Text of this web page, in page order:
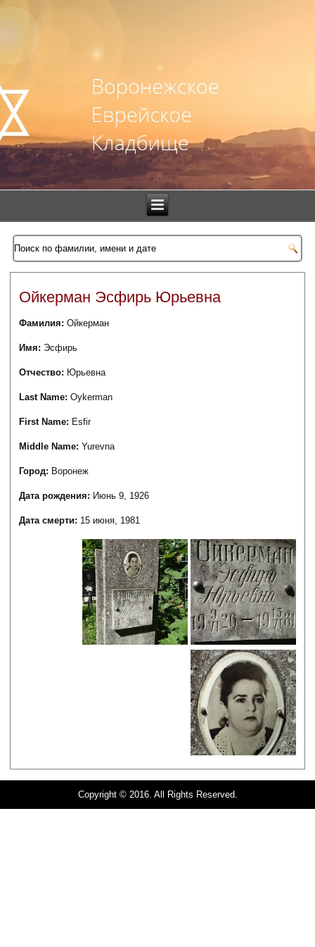
Ойкерман Эсфирь Юрьевна
Фамилия:Ойкерман
Имя: Эсфирь
Отчество: Юрьевна
Last Name:Oykerman
First Name: Esfir
Middle Name:Yurevna
Город: Воронеж
Дата рождения: Июнь 9, 1926
Дата смерти: 15 июня, 1981
Copyright © 2016. All Rights Reserved.